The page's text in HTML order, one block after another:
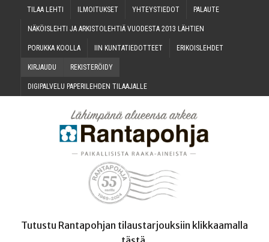
TILAA LEH­TI ILMOI­TUK­SET YHTEYS­TIE­DOT PALAU­TE
NÄKÖIS­LEH­TI JA ARKIS­TO­LEH­TIÄ VUO­DES­TA 2013 LÄHTIEN
PORUK­KA KOOLLA IIN KUN­TA­TIE­DOT­TEET ERI­KOIS­LEH­DET
KIR­JAU­DU REKIS­TE­RÖI­DY
DIGI­PAL­VE­LU PAPE­RI­LEH­DEN TILAAJALLE
Tutustu Rantapohjan tilaustarjouksiin klikkaamalla